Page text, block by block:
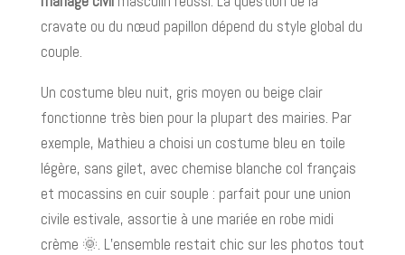
cravate ou du nœud papillon dépend du style global du
couple.
Un costume bleu nuit, gris moyen ou beige clair
fonctionne très bien pour la plupart des mairies. Par
exemple, Mathieu a choisi un costume bleu en toile
légère, sans gilet, avec chemise blanche col français
et mocassins en cuir souple : parfait pour une union
civile estivale, assortie à une mariée en robe midi
crème 🌞. L’ensemble restait chic sur les photos tout